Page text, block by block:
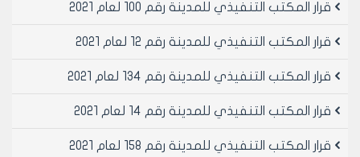
موافقة مواقف مأجورة عدد /3 / ، صادرة عن مديرية النقل
الداخلي والمرور بعد تسديد مبلغ /180000/ل.س مائة
مادة 4- يتقدم صاحب العلاقة بسند تعهد موثق لدى
15/6/2015 ، يتضمن الالتزام بالعودة إلى مكان العمل الأصلي
عودة الاستقرار إليها، وعدم المطالبة بأي تعويض أو عطل و
قرار المكتب التنفيذي للمدينة رقم 100 لعام 2021
قرار المكتب التنفيذي للمدينة رقم 12 لعام 2021
قرار المكتب التنفيذي للمدينة رقم 134 لعام 2021
قرار المكتب التنفيذي للمدينة رقم 14 لعام 2021
قرار المكتب التنفيذي للمدينة رقم 158 لعام 2021